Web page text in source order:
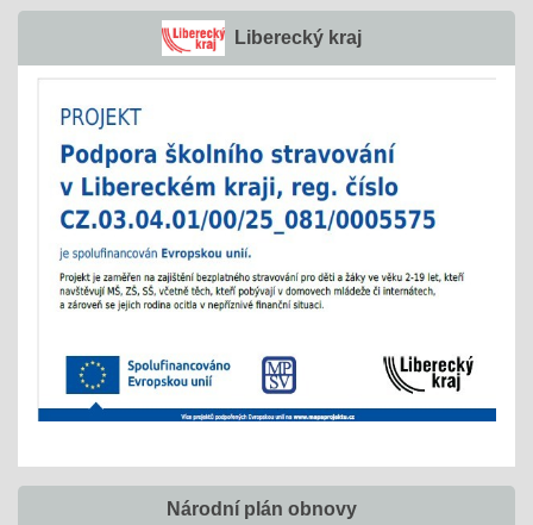
Liberecký kraj
Národní plán obnovy